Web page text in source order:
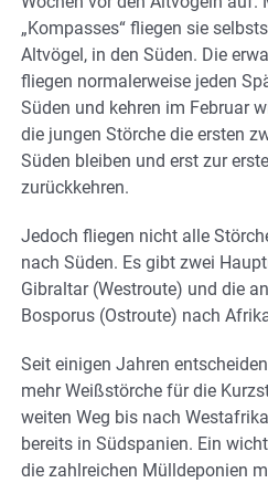
„Kompasses“ fliegen sie
Altvögel, in den Süden. Die
fliegen normalerweise jeden
Süden und kehren im Februar
die jungen Störche die ersten
Süden bleiben und erst zur
zurückkehren.
Jedoch fliegen nicht alle
nach Süden. Es gibt zwei
Gibraltar (Westroute) und die
Bosporus (Ostroute) nach
Seit einigen Jahren
mehr Weißstörche für die
weiten Weg bis nach
bereits in Südspanien. Ein
die zahlreichen Mülldeponien